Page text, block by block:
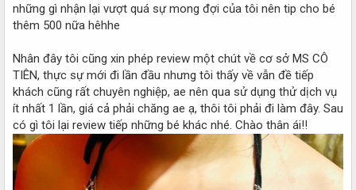
những gì nhận lại vượt quá sự mong đợi của tôi nên tip cho bé
thêm 500 nữa hêhhe
Nhân đây tôi cũng xin phép review một chút về cơ sở MS CÔ
TIÊN, thực sự mới đi lần đầu nhưng tôi thấy về vẫn đề tiếp
khách cũng rất chuyên nghiệp, ae nên qua sử dụng thử dịch vụ
ít nhất 1 lần, giá cả phải chăng ae ạ, thôi tôi phải đi làm đây. Sau
có gì tôi lại review tiếp những bé khác nhé. Chào thân ái!!